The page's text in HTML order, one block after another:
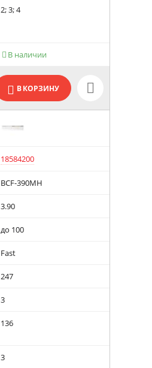
2; 3; 4
В наличии

В КОРЗИНУ
18584200
BCF-390MH
3.90
до 100
Fast
247
3
136
3